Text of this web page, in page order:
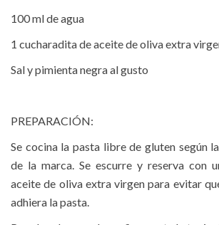
100 ml de agua
1 cucharadita de aceite de oliva extra
Sal y pimienta negra al gusto
PREPARACIÓN:
Se cocina la pasta libre de gluten según
de la marca. Se escurre y reserva con
aceite de oliva extra virgen para evitar
adhiera la pasta.